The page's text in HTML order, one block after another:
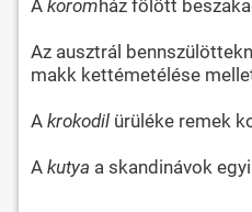
A körömház fölött
Az ausztrál
makk kettémetélése
A krokodilürüléke remek
A kutya a skandinávok